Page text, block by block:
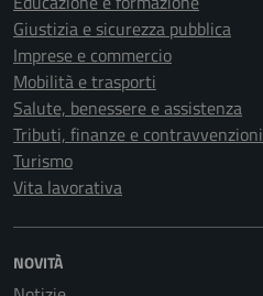
Giustizia e sicurezza pubblica
Imprese e commercio
Mobilità e trasporti
Salute, benessere e assistenza
Tributi, finanze e contravvenzioni
Turismo
Vita lavorativa
NOVITÀ